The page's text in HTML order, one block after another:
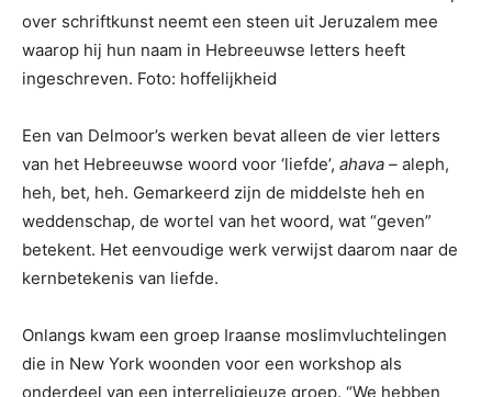
over schriftkunst neemt een steen uit Jeruzalem mee
waarop hij hun naam in Hebreeuwse letters heeft
ingeschreven. Foto: hoffelijkheid
Een van Delmoor’s werken bevat alleen de vier letters
van het Hebreeuwse woord voor ‘liefde’, ahava – aleph,
heh, bet, heh. Gemarkeerd zijn de middelste heh en
weddenschap, de wortel van het woord, wat “geven”
betekent. Het eenvoudige werk verwijst daarom naar de
kernbetekenis van liefde.
Onlangs kwam een ​​groep Iraanse moslimvluchtelingen
die in New York woonden voor een workshop als
onderdeel van een interreligieuze groep. “We hebben